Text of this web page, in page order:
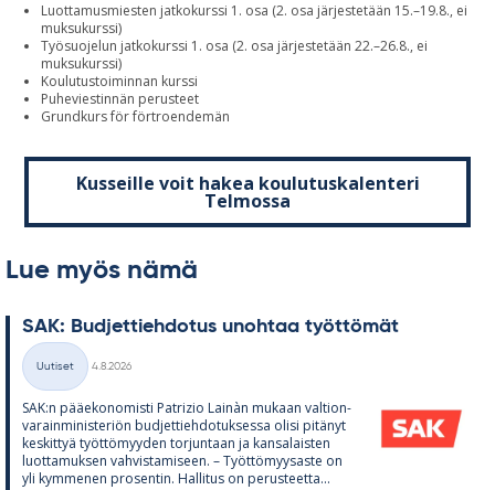
Luottamusmiesten jatkokurssi 1. osa (2. osa järjestetään 15.–19.8., ei
muksukurssi)
Työsuojelun jatkokurssi 1. osa (2. osa järjestetään 22.–26.8., ei
muksukurssi)
Koulutustoiminnan kurssi
Puheviestinnän perusteet
Grundkurs för förtroendemän
Kusseille voit hakea koulutuskalenteri
Telmossa
Lue myös nämä
SAK: Bud­jet­tieh­do­tus unoh­taa työt­tö­mät
Kategoriat
Uutiset
4.8.2026
SAK:n pää­e­ko­no­misti Pat­rizio Lainàn mu­kaan val­tion­
va­rain­mi­nis­te­riön bud­jet­tieh­do­tuk­sessa olisi pi­tä­nyt
kes­kit­tyä työt­tö­myy­den tor­jun­taan ja kan­sa­lais­ten
luot­ta­muk­sen vah­vis­ta­mi­seen. – Työt­tö­myy­saste on
yli kym­me­nen pro­sen­tin. Hal­li­tus on pe­rus­teetta...